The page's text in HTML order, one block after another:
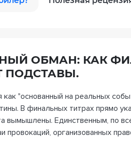
ОБМАН: КАК
"основанный на реальных
В финальных титрах прямо
вымышлены. Единственным, по
провокаций, организованных